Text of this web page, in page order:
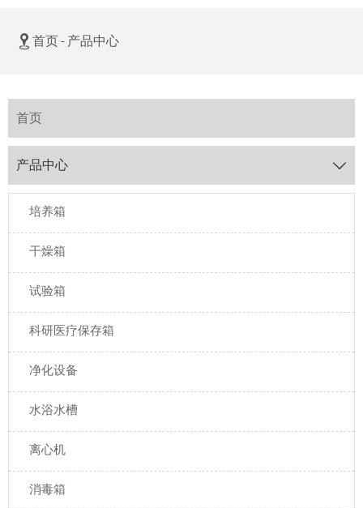
 首页 - 产品中心
首页
产品中心 
培养箱
干燥箱
试验箱
科研医疗保存箱
净化设备
水浴水槽
离心机
消毒箱